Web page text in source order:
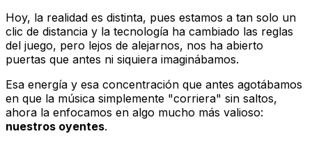
Hoy, la realidad es distinta, pues estamos a tan solo un
clic de distancia y la tecnología ha cambiado las reglas
del juego, pero lejos de alejarnos, nos ha abierto
puertas que antes ni siquiera imaginábamos.
Esa energía y esa concentración que antes agotábamos
en que la música simplemente "corriera" sin saltos,
ahora la enfocamos en algo mucho más valioso:
nuestros oyentes.